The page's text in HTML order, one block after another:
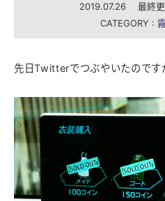
2019.07.26 最終
CATEGORY :
先日Twitterでつぶやいたのです